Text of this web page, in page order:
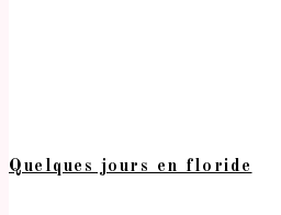
Quelques jours en floride